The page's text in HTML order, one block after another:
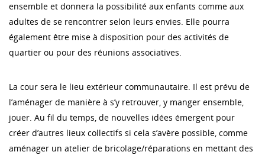
ensemble et donnera la possibilité aux enfants comme aux
adultes de se rencontrer selon leurs envies. Elle pourra
également être mise à disposition pour des activités de
quartier ou pour des réunions associatives.
La cour sera le lieu extérieur communautaire. Il est prévu de
l’aménager de manière à s’y retrouver, y manger ensemble,
jouer. Au fil du temps, de nouvelles idées émergent pour
créer d’autres lieux collectifs si cela s’avère possible, comme
aménager un atelier de bricolage/réparations en mettant des